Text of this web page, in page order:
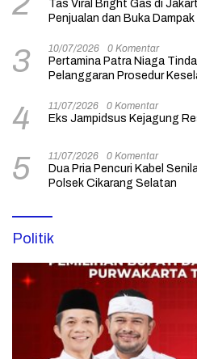
Tas Viral Bright Gas di
Penjualan dan Buka
3 10/07/2026 0 Komentar
Pertamina Patra Niaga
Pelanggaran Prosedur
4 11/07/2026 0 Komentar
Eks Jampidsus Kejagung
5 11/07/2026 0 Komentar
Dua Pria Pencuri Kabel
Polsek Cikarang Selatan
Politik